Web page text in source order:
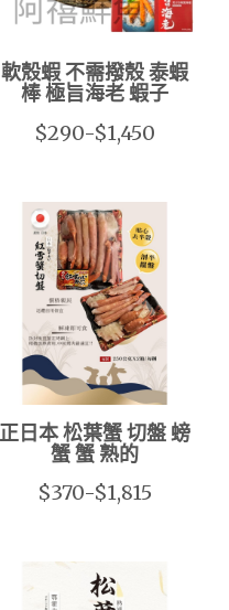
軟殼蝦 不需撥殼 泰蝦
棒 極旨海老 蝦子
$290-$1,450
正日本 松葉蟹 切盤 螃
蟹 蟹 熟的
$370-$1,815